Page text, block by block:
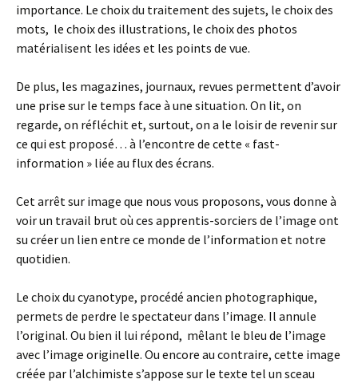
importance. Le choix du traitement des sujets, le choix des
mots, le choix des illustrations, le choix des photos
matérialisent les idées et les points de vue.
De plus, les magazines, journaux, revues permettent d’avoir
une prise sur le temps face à une situation. On lit, on
regarde, on réfléchit et, surtout, on a le loisir de revenir sur
ce qui est proposé… à l’encontre de cette « fast-
information » liée au flux des écrans.
Cet arrêt sur image que nous vous proposons, vous donne à
voir un travail brut où ces apprentis-sorciers de l’image ont
su créer un lien entre ce monde de l’information et notre
quotidien.
Le choix du cyanotype, procédé ancien photographique,
permets de perdre le spectateur dans l’image. Il annule
l’original. Ou bien il lui répond, mêlant le bleu de l’image
avec l’image originelle. Ou encore au contraire, cette image
créée par l’alchimiste s’appose sur le texte tel un sceau